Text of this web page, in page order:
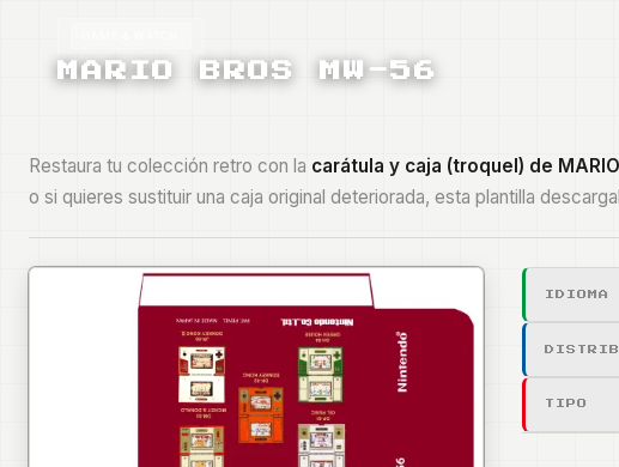
MARIO BROS MW-56
Restaura tu colección retro con la carátula y caja (troquel) de
o si quieres sustituir una caja original deteriorada, esta plantilla
IDIOMA
TIPO